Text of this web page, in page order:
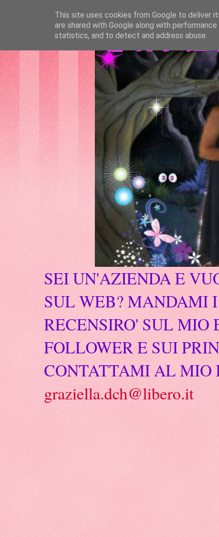
SEI UN'AZIENDA E
SUL WEB? MANDAMI
RECENSIRO' SUL
FOLLOWER E SUI
CONTATTAMI AL
graziella.dch@libero.it
This site uses cookies from Google to deliver
are shared with Google along with
statistics, and to detect and address abuse.